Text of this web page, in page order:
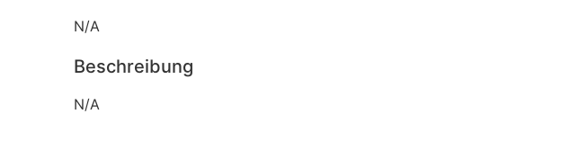
N/A
Beschreibung
N/A